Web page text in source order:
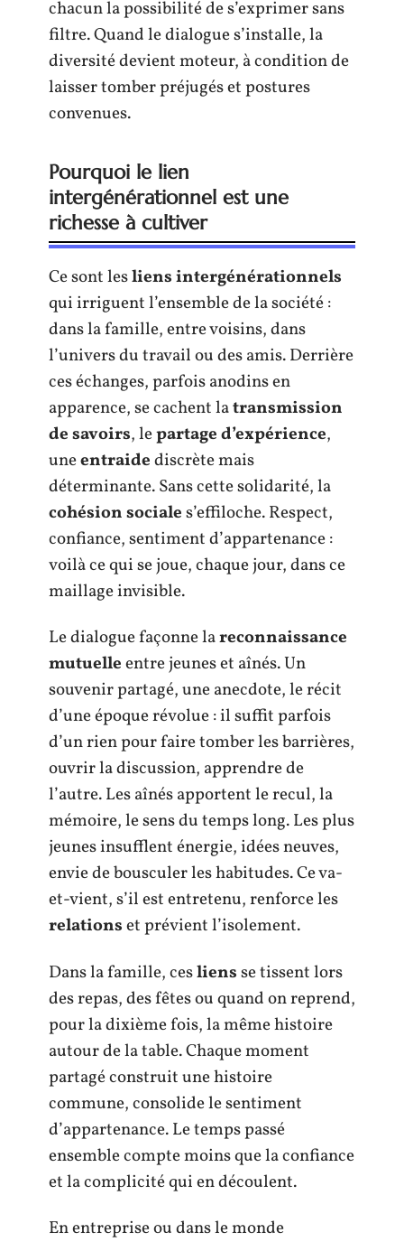
chacun la possibilité de s’exprimer sans
filtre. Quand le dialogue s’installe, la
diversité devient moteur, à condition de
laisser tomber préjugés et postures
convenues.
Pourquoi le lien
intergénérationnel est une
richesse à cultiver
Ce sont lesliens intergénérationnels
qui irriguent l’ensemble de la société :
dans la famille, entre voisins, dans
l’univers du travail ou des amis. Derrière
ces échanges, parfois anodins en
apparence, se cachent latransmission
de savoirs, lepartage d’expérience,
uneentraidediscrète mais
déterminante. Sans cette solidarité, la
cohésion sociales’effiloche. Respect,
confiance, sentiment d’appartenance :
voilà ce qui se joue, chaque jour, dans ce
maillage invisible.
Le dialogue façonne lareconnaissance
mutuelleentre jeunes et aînés. Un
souvenir partagé, une anecdote, le récit
d’une époque révolue : il suffit parfois
d’un rien pour faire tomber les barrières,
ouvrir la discussion, apprendre de
l’autre. Les aînés apportent le recul, la
mémoire, le sens du temps long. Les plus
jeunes insufflent énergie, idées neuves,
envie de bousculer les habitudes. Ce va-
et-vient, s’il est entretenu, renforce les
relationset prévient l’isolement.
Dans la famille, cesliensse tissent lors
des repas, des fêtes ou quand on reprend,
pour la dixième fois, la même histoire
autour de la table. Chaque moment
partagé construit une histoire
commune, consolide le sentiment
d’appartenance. Le temps passé
ensemble compte moins que la confiance
et la complicité qui en découlent.
En entreprise ou dans le monde